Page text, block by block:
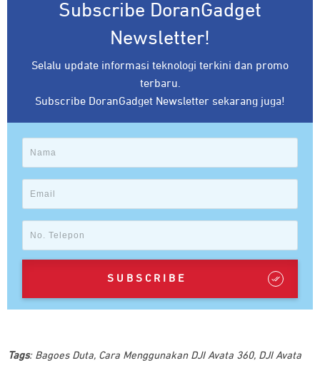
Subscribe DoranGadget
Newsletter!
Selalu update informasi teknologi terkini dan promo
terbaru.
Subscribe DoranGadget Newsletter sekarang juga!
SUBSCRIBE
Tags: Bagoes Duta, Cara Menggunakan DJI Avata 360, DJI Avata